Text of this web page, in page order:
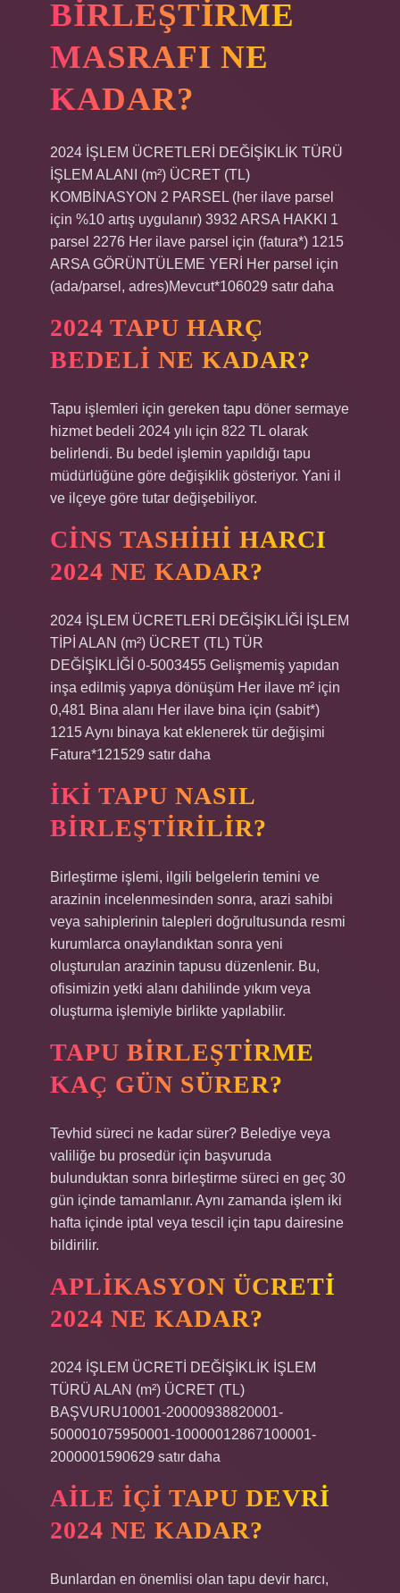
BIRLEŞTIRME
MASRAFI NE
KADAR?
2024 İŞLEM ÜCRETLERİ DEĞİŞİKLİK TÜRÜ
İŞLEM ALANI (m²) ÜCRET (TL)
KOMBİNASYON 2 PARSEL (her ilave parsel
için %10 artış uygulanır) 3932 ARSA HAKKI 1
parsel 2276 Her ilave parsel için (fatura*) 1215
ARSA GÖRÜNTÜLEME YERİ Her parsel için
(ada/parsel, adres)Mevcut*106029 satır daha
2024 TAPU HARÇ
BEDELI NE KADAR?
Tapu işlemleri için gereken tapu döner sermaye
hizmet bedeli 2024 yılı için 822 TL olarak
belirlendi. Bu bedel işlemin yapıldığı tapu
müdürlüğüne göre değişiklik gösteriyor. Yani il
ve ilçeye göre tutar değişebiliyor.
CINS TASHIHI HARCI
2024 NE KADAR?
2024 İŞLEM ÜCRETLERİ DEĞİŞİKLİĞİ İŞLEM
TİPİ ALAN (m²) ÜCRET (TL) TÜR
DEĞİŞİKLİĞİ 0-5003455 Gelişmemiş yapıdan
inşa edilmiş yapıya dönüşüm Her ilave m² için
0,481 Bina alanı Her ilave bina için (sabit*)
1215 Aynı binaya kat eklenerek tür değişimi
Fatura*121529 satır daha
İKI TAPU NASIL
BIRLEŞTIRILIR?
Birleştirme işlemi, ilgili belgelerin temini ve
arazinin incelenmesinden sonra, arazi sahibi
veya sahiplerinin talepleri doğrultusunda resmi
kurumlarca onaylandıktan sonra yeni
oluşturulan arazinin tapusu düzenlenir. Bu,
ofisimizin yetki alanı dahilinde yıkım veya
oluşturma işlemiyle birlikte yapılabilir.
TAPU BIRLEŞTIRME
KAÇ GÜN SÜRER?
Tevhid süreci ne kadar sürer? Belediye veya
valiliğe bu prosedür için başvuruda
bulunduktan sonra birleştirme süreci en geç 30
gün içinde tamamlanır. Aynı zamanda işlem iki
hafta içinde iptal veya tescil için tapu dairesine
bildirilir.
APLIKASYON ÜCRETI
2024 NE KADAR?
2024 İŞLEM ÜCRETİ DEĞİŞİKLİK İŞLEM
TÜRÜ ALAN (m²) ÜCRET (TL)
BAŞVURU10001-20000938820001-
500001075950001-10000012867100001-
2000001590629 satır daha
AILE IÇI TAPU DEVRI
2024 NE KADAR?
Bunlardan en önemlisi olan tapu devir harcı,